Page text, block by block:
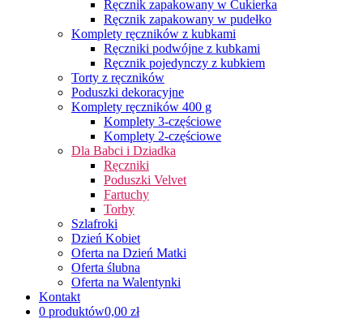
Ręcznik zapakowany w Cukierka
Ręcznik zapakowany w pudełko
Komplety ręczników z kubkami
Ręczniki podwójne z kubkami
Ręcznik pojedynczy z kubkiem
Torty z ręczników
Poduszki dekoracyjne
Komplety ręczników 400 g
Komplety 3-częściowe
Komplety 2-częściowe
Dla Babci i Dziadka
Ręczniki
Poduszki Velvet
Fartuchy
Torby
Szlafroki
Dzień Kobiet
Oferta na Dzień Matki
Oferta ślubna
Oferta na Walentynki
Kontakt
0 produktów0,00 zł